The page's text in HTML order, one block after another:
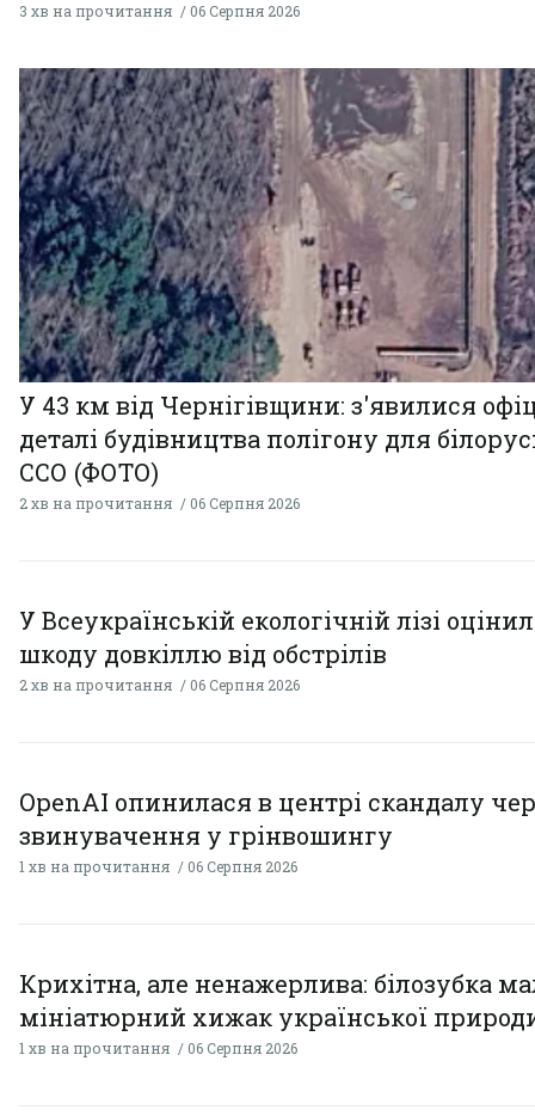
3 хв на прочитання 06 Серпня 2026
У 43 км від Чернігівщини: з'явилися
деталі будівництва полігону для
ССО (ФОТО)
2 хв на прочитання 06 Серпня 2026
У Всеукраїнській екологічній лізі
шкоду довкіллю від обстрілів
2 хв на прочитання 06 Серпня 2026
OpenAI опинилася в центрі скандалу
звинувачення у грінвошингу
1 хв на прочитання 06 Серпня 2026
Крихітна, але ненажерлива: білозубка
мініатюрний хижак української
1 хв на прочитання 06 Серпня 2026